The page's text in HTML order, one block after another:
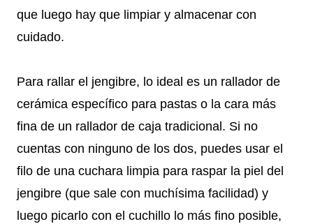
que luego hay que limpiar y almacenar con
cuidado.
Para rallar el jengibre, lo ideal es un rallador de
cerámica específico para pastas o la cara más
fina de un rallador de caja tradicional. Si no
cuentas con ninguno de los dos, puedes usar el
filo de una cuchara limpia para raspar la piel del
jengibre (que sale con muchísima facilidad) y
luego picarlo con el cuchillo lo más fino posible,